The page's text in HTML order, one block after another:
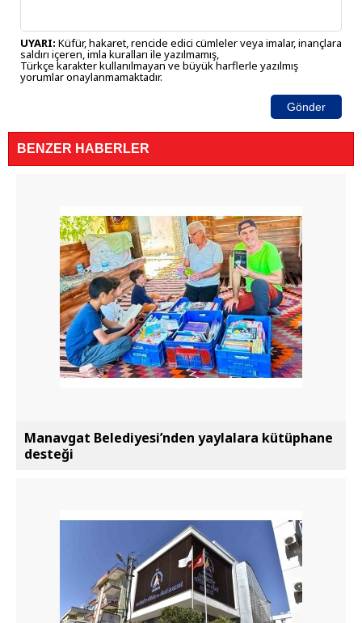
UYARI: Küfür, hakaret, rencide edici cümleler veya imalar, inançlara
saldırı içeren, imla kuralları ile yazılmamış,
Türkçe karakter kullanılmayan ve büyük harflerle yazılmış
yorumlar onaylanmamaktadır.
Gönder
BENZER HABERLER
Manavgat Belediyesi’nden yaylalara kütüphane
desteği